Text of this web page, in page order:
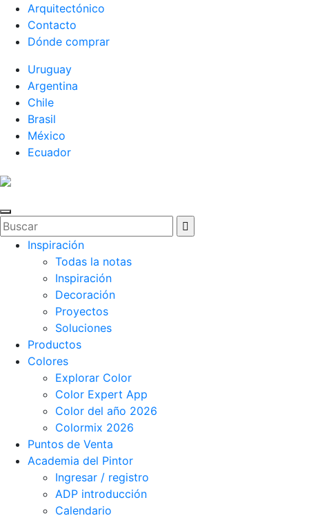
Arquitectónico
Contacto
Dónde comprar
Uruguay
Argentina
Chile
Brasil
México
Ecuador
Inspiración
Todas la notas
Inspiración
Decoración
Proyectos
Soluciones
Productos
Colores
Explorar Color
Color Expert App
Color del año 2026
Colormix 2026
Puntos de Venta
Academia del Pintor
Ingresar / registro
ADP introducción
Calendario